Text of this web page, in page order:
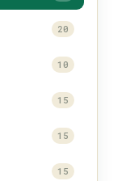
20
10
15
15
15